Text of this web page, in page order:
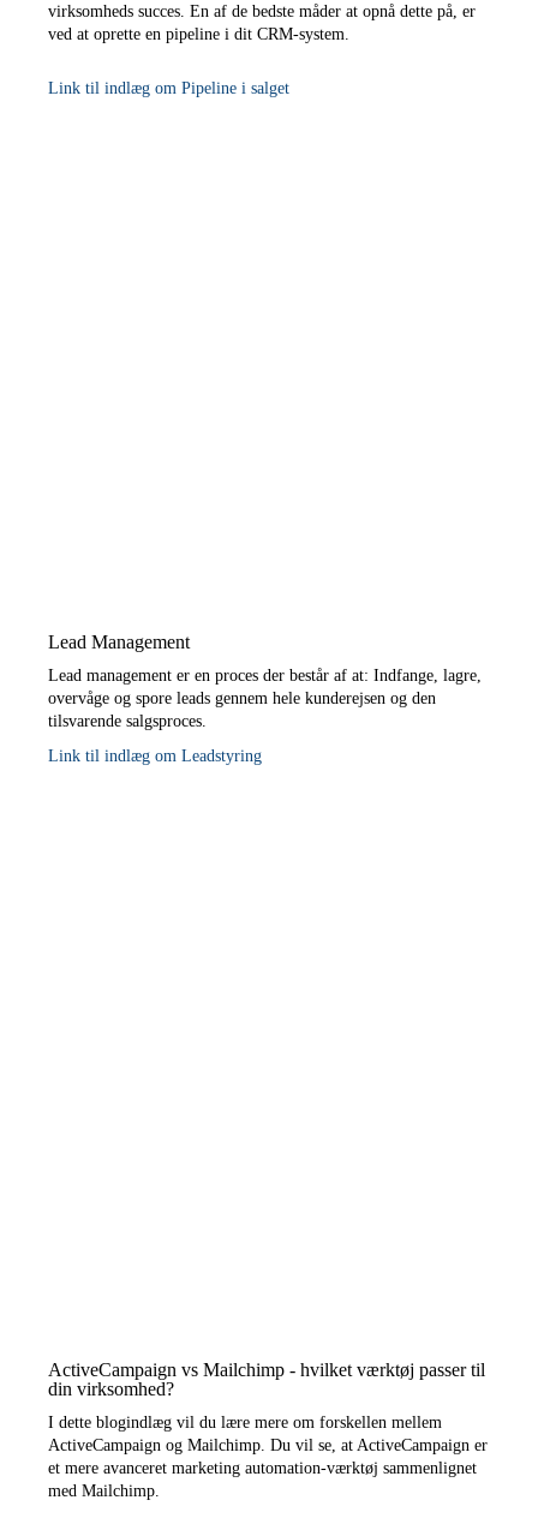
virksomheds succes. En af de bedste måder at opnå dette på, er
ved at oprette en pipeline i dit CRM-system.
Link til indlæg om Pipeline i salget
Lead Management
Lead management er en proces der består af at: Indfange, lagre,
overvåge og spore leads gennem hele kunderejsen og den
tilsvarende salgsproces.
Link til indlæg om Leadstyring
ActiveCampaign vs Mailchimp - hvilket værktøj passer til
din virksomhed?
I dette blogindlæg vil du lære mere om forskellen mellem
ActiveCampaign og Mailchimp. Du vil se, at ActiveCampaign er
et mere avanceret marketing automation-værktøj sammenlignet
med Mailchimp.